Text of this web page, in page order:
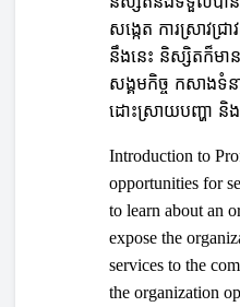
សង្កេត ការស្រាវជ្រ
នឹងនេះ និស្សិតក៏មា
សង្គមកិច្ច កសាងទំ
ដោះស្រាយបញ្ហា និង
Introduction to
opportunities for
to learn about an
expose the
services to the
the organization